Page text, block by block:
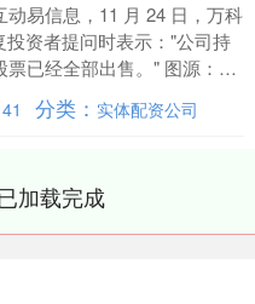
动易信息，11 月 24 日，万科
投资者提问时表示："公司持
票已经全部出售。" 图源：深
01 万科投资贝壳的时间可....
分类： 实体配资公司
加载完成